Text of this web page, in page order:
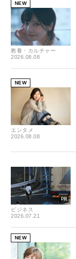
NEW
教養・カルチャー
2026.08.08
NEW
エンタメ
2026.08.08
ビジネス
2026.07.21
NEW